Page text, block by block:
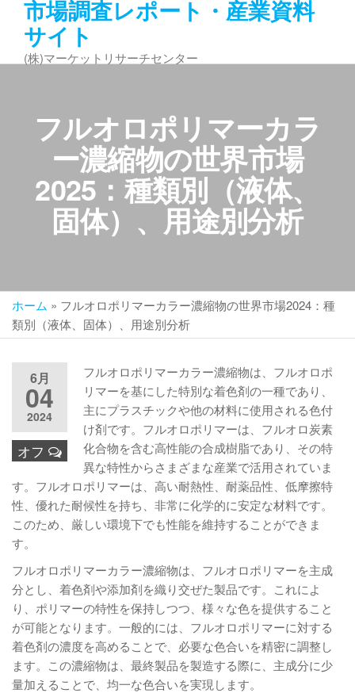
ン
市場調査レポート・産業資料
サイト
(株)マーケットリサーチセンター
フルオロポリマーカラ
ー濃縮物の世界市場
2025：種類別（液体、
固体）、用途別分析
ホーム » フルオロポリマーカラー濃縮物の世界市場2024：種
類別（液体、固体）、用途別分析
6月
04
2024
オフ
フルオロポリマーカラー濃縮物は、フルオロポ
リマーを基にした特別な着色剤の一種であり、
主にプラスチックや他の材料に使用される色付
け剤です。フルオロポリマーは、フルオロ炭素
化合物を含む高性能の合成樹脂であり、その特
異な特性からさまざまな産業で活用されていま
す。フルオロポリマーは、高い耐熱性、耐薬品性、低摩擦特
性、優れた耐候性を持ち、非常に化学的に安定な材料です。
このため、厳しい環境下でも性能を維持することができま
す。
フルオロポリマーカラー濃縮物は、フルオロポリマーを主成
分とし、着色剤や添加剤を織り交ぜた製品です。これによ
り、ポリマーの特性を保持しつつ、様々な色を提供すること
が可能となります。一般的には、フルオロポリマーに対する
着色剤の濃度を高めることで、必要な色合いを精密に調整し
ます。この濃縮物は、最終製品を製造する際に、主成分に少
量加えることで、均一な色合いを実現します。